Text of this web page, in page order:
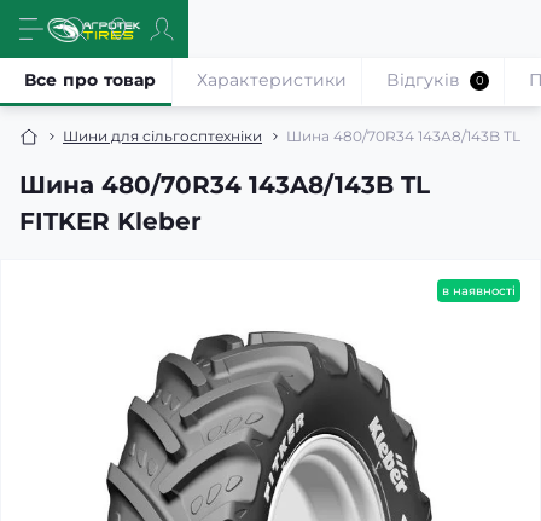
Шини для сільгосптехніки Шина 480/70R34 143A8/143B TL
Шина 480/70R34 143A8/143B TL
FITKER Kleber
Все про товар Характеристики Відгуків 0
в наявності